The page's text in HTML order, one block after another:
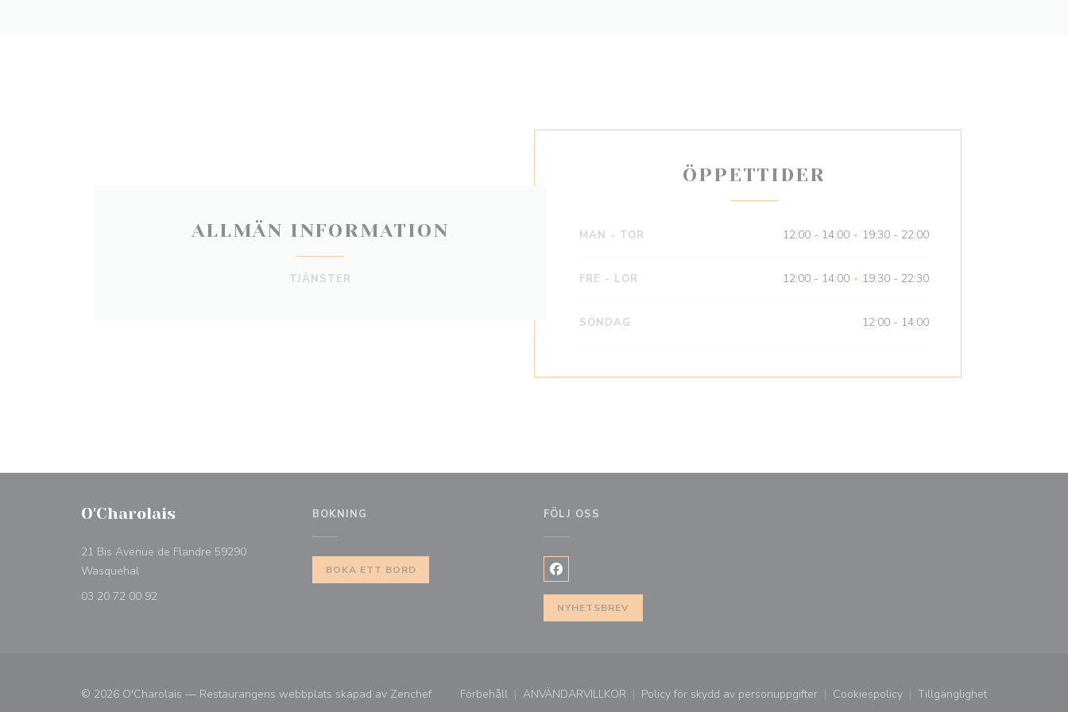
ALLMÄN INFORMATION
TJÄNSTER
ÖPPETTIDER
MAN - TOR 12:00 - 14:00 • 19:30 - 22:00
FRE - LOR 12:00 - 14:00 • 19:30 - 22:30
SÖNDAG 12:00 - 14:00
O'Charolais
21 Bis Avenue de Flandre 59290
Wasquehal
03 20 72 00 92
BOKNING
BOKA ETT BORD
FÖLJ OSS
Facebook ((öppnas i ett nytt fönster))
NYHETSBREV
© 2026 O'Charolais — Restaurangens webbplats skapad av Zenchef((öppnas i ett nytt fönster))
Förbehåll
((öppnas i ett nytt fönster))
ANVÄNDARVILLKOR
((öppnas i ett nytt fönster))
Policy för skydd av personuppgifter
((öppnas i ett nytt fönster))
Cookiespolicy
((öppnas i ett nytt fönster))
Tillgänglighet
((öppnas i ett nytt